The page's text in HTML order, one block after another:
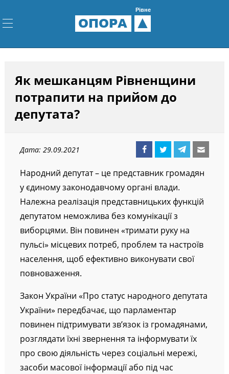
ОПОРА
Рівне
Як мешканцям Рівненщини
потрапити на прийом до
депутата?
Дата: 29.09.2021
Народний депутат – це представник громадян
у єдиному законодавчому органі влади.
Належна реалізація представницьких функцій
депутатом неможлива без комунікації з
виборцями. Він повинен «тримати руку на
пульсі» місцевих потреб, проблем та настроїв
населення, щоб ефективно виконувати свої
повноваження.
Закон України «Про статус народного депутата
України» передбачає, що парламентар
повинен підтримувати зв’язок із громадянами,
розглядати їхні звернення та інформувати їх
про свою діяльність через соціальні мережі,
засоби масової інформації або під час